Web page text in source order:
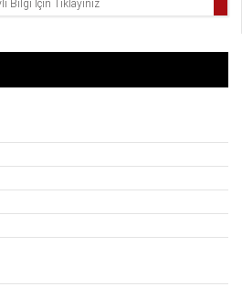
Bilgi İçin Tıklayınız